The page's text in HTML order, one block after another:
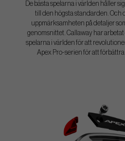
De bästa spelarna i världen håller
till den högsta standarden. Och
uppmärksamheten på detaljer
genomsnittet. Callaway har
spelarna i världen för att
Apex Pro-serien för att